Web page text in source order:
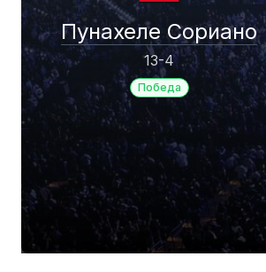
Пунахеле Сориано
13-4
Победа